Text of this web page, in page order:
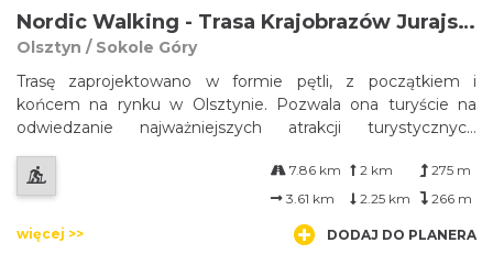
Nordic Walking - Trasa Krajobrazów Jurajskich
Olsztyn / Sokole Góry
Trasę zaprojektowano w formie pętli, z początkiem i
końcem na rynku w Olsztynie. Pozwala ona turyście na
odwiedzanie najważniejszych atrakcji turystycznych
Lipówek oraz zamku książęcego. Część trasy, w tym cały
odcinek znajdujący się na terenie rezerwatu przyrody
"Sokole Góry" poprowadzono wzdłuż istniejących
znakowanych tras turystycznych.
7.86 km 2 km
275 m
3.61 km
2.25 km 266 m
więcej >> DODAJ DO PLANERA